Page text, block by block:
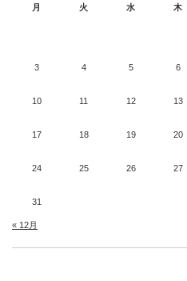
月 火 水 木
3 4 5 6
10 11 12 13
17 18 19 20
24 25 26 27
31
« 12月